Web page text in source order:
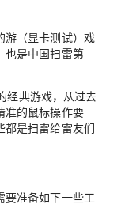
游（显卡测试）戏
也是中国扫雷第
经典游戏，从过去
准的鼠标操作要
都是扫雷给雷友们
要准备如下一些工